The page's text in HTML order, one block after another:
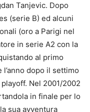
Tanjevic. Dopo
(serie B) ed alcuni
(oro a Parigi nel
in serie A2 con la
al primo
dopo il settimo
Nel 2001/2002
in finale per lo
sua avventura